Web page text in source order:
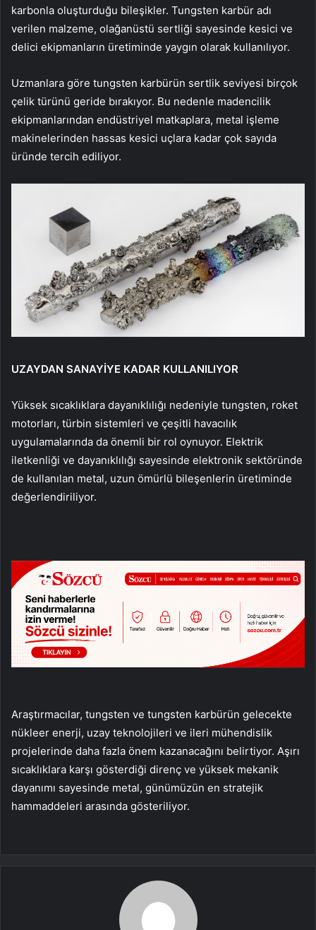
karbonla oluşturduğu bileşikler. Tungsten karbür adı
verilen malzeme, olağanüstü sertliği sayesinde kesici ve
delici ekipmanların üretiminde yaygın olarak kullanılıyor.
Uzmanlara göre tungsten karbürün sertlik seviyesi birçok
çelik türünü geride bırakıyor. Bu nedenle madencilik
ekipmanlarından endüstriyel matkaplara, metal işleme
makinelerinden hassas kesici uçlara kadar çok sayıda
üründe tercih ediliyor.
UZAYDAN SANAYİYE KADAR KULLANILIYOR
Yüksek sıcaklıklara dayanıklılığı nedeniyle tungsten, roket
motorları, türbin sistemleri ve çeşitli havacılık
uygulamalarında da önemli bir rol oynuyor. Elektrik
iletkenliği ve dayanıklılığı sayesinde elektronik sektöründe
de kullanılan metal, uzun ömürlü bileşenlerin üretiminde
değerlendiriliyor.
Araştırmacılar, tungsten ve tungsten karbürün gelecekte
nükleer enerji, uzay teknolojileri ve ileri mühendislik
projelerinde daha fazla önem kazanacağını belirtiyor. Aşırı
sıcaklıklara karşı gösterdiği direnç ve yüksek mekanik
dayanımı sayesinde metal, günümüzün en stratejik
hammaddeleri arasında gösteriliyor.